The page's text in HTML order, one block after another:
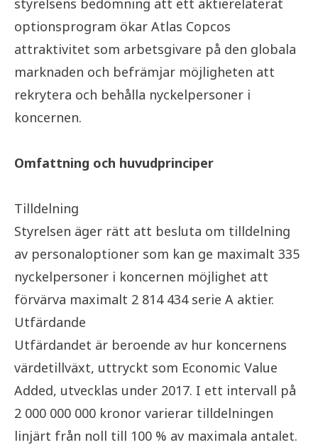
styrelsens bedömning att ett aktierelaterat
optionsprogram ökar Atlas Copcos
attraktivitet som arbetsgivare på den globala
marknaden och befrämjar möjligheten att
rekrytera och behålla nyckelpersoner i
koncernen.
Omfattning och huvudprinciper
Tilldelning
Styrelsen äger rätt att besluta om tilldelning
av personaloptioner som kan ge maximalt 335
nyckelpersoner i koncernen möjlighet att
förvärva maximalt 2 814 434 serie A aktier.
Utfärdande
Utfärdandet är beroende av hur koncernens
värdetillväxt, uttryckt som Economic Value
Added, utvecklas under 2017. I ett intervall på
2 000 000 000 kronor varierar tilldelningen
linjärt från noll till 100 % av maximala antalet.